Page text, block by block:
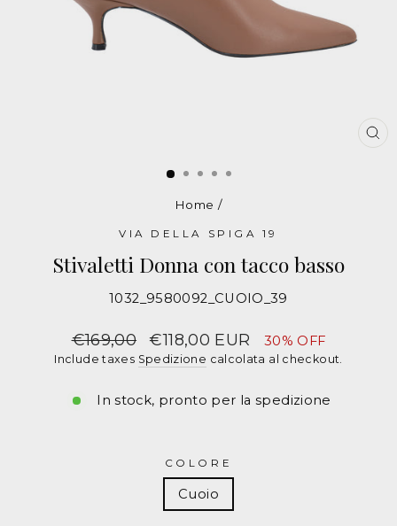
Home /
VIA DELLA SPIGA 19
Stivaletti Donna con tacco basso
DELLA
SPIGA
1032_9580092_CUOIO_39
Prezzo
€169,00
Prezzo
in
€118,00 EUR 30% OFF
Include taxes Spedizione calcolata al checkout.
In stock, pronto per la spedizione
COLORE
Cuoio